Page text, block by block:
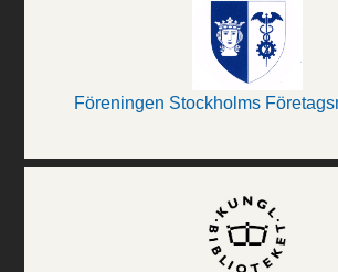
Föreningen Stockholms